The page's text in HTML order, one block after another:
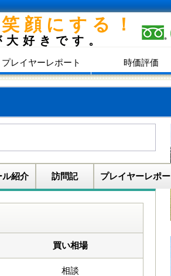
顔にする！
好きです。
プレイヤーレポート 時価評価
ル紹介 訪問記 プレイヤーレポー
買い相場
相談